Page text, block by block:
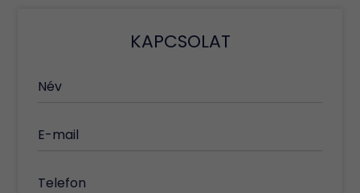
KAPCSOLAT
Név
E-mail
Telefon